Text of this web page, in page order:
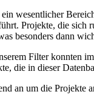
wesentlicher
Projekte, die sich
besonders dann
Filter konnten
die in dieser
an um die Projekte